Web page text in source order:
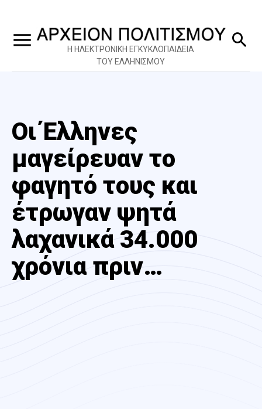
Η ΗΛΕΚΤΡΟΝΙΚΗ ΕΓΚΥΚΛΟΠΑΙΔΕΙΑ
ΤΟΥ ΕΛΛΗΝΙΣΜΟΥ
Οι Έλληνες
μαγείρευαν το
φαγητό τους και
έτρωγαν ψητά
λαχανικά 34.000
χρόνια πριν…